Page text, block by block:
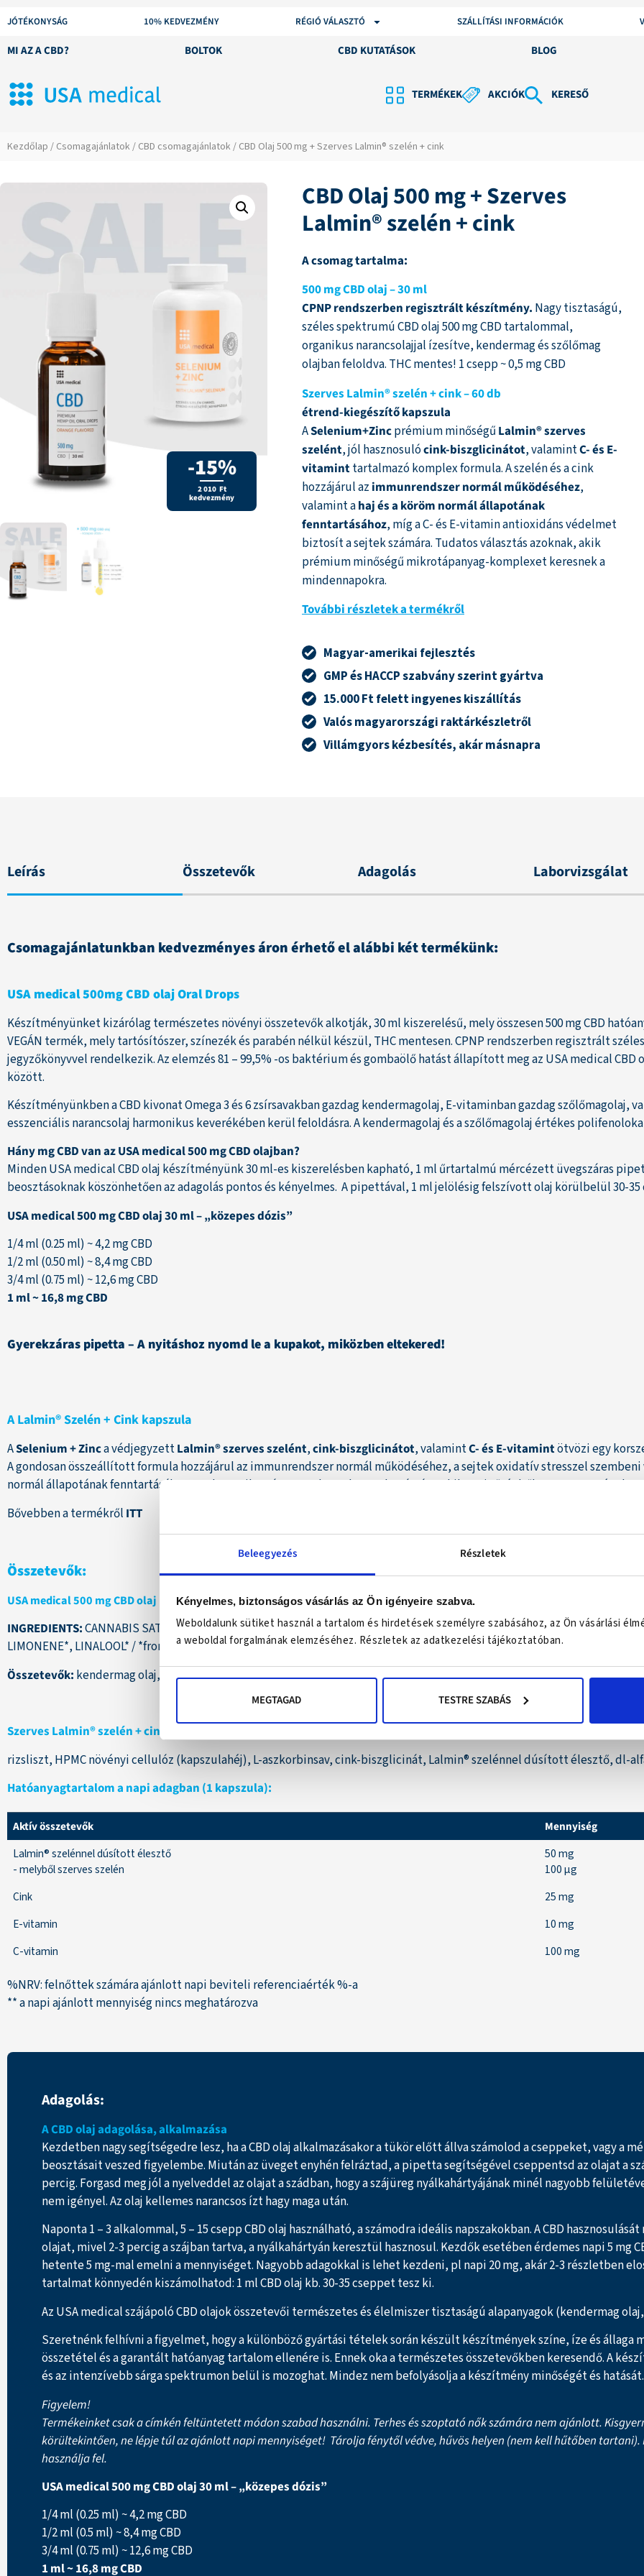
Beleegyezés Részletek
Kényelmes, biztonságos vásárlás az Ön igényeire szabva.
Weboldalunk sütiket használ a tartalom és hirdetések személyre szabásához, az Ön vásárlási
a weboldal forgalmának elemzéséhez. Részletek az adatkezelési tájékoztatóban.
MEGTAGAD TESTRE SZABÁS
JÓTÉKONYSÁG 10% KEDVEZMÉNY RÉGIÓ VÁLASZTÓ SZÁLLÍTÁSI INFORMÁCIÓK
MI AZ A CBD? BOLTOK CBD KUTATÁSOK BLOG
TERMÉKEK AKCIÓK KERESŐ
Kezdőlap / Csomagajánlatok/ CBD csomagajánlatok/ CBD Olaj 500 mg + Szerves Lalmin® szelén + cink
-15%
2 010 Ft
kedvezmény
CBD Olaj 500 mg + Szerves
Lalmin® szelén + cink
A csomag tartalma:
500 mg CBD olaj – 30 ml
CPNP rendszerben regisztrált készítmény. Nagy tisztaságú,
széles spektrumú CBD olaj 500 mg CBD tartalommal,
organikus narancsolajjal ízesítve, kendermag és szőlőmag
olajban feloldva. THC mentes! 1 csepp ~ 0,5 mg CBD
Szerves Lalmin® szelén + cink – 60 db
étrend-kiegészítő kapszula
ASelenium+Zincprémium minőségű Lalmin® szerves
szelént, jól hasznosulócink-biszglicinátot, valamintC- és E-
vitaminttartalmazó komplex formula. A szelén és a cink
hozzájárul az immunrendszer normál működéséhez,
valamint ahaj és a köröm normál állapotának
fenntartásához, míg a C- és E-vitamin antioxidáns védelmet
biztosít a sejtek számára. Tudatos választás azoknak, akik
prémium minőségű mikrotápanyag-komplexet keresnek a
mindennapokra.
További részletek a termékről
Magyar-amerikai fejlesztés
GMP és HACCP szabvány szerint gyártva
15.000 Ft felett ingyenes kiszállítás
Valós magyarországi raktárkészletről
Villámgyors kézbesítés, akár másnapra
Leírás Összetevők Adagolás Laborvizsgálat
Csomagajánlatunkban kedvezményes áron érhető el alábbi két termékünk:
USA medical 500mg CBD olaj Oral Drops
Készítményünket kizárólag természetes növényi összetevők alkotják, 30 ml kiszerelésű, mely összesen 500 mg CBD
VEGÁN termék, mely tartósítószer, színezék és parabén nélkül készül, THC mentesen. CPNP rendszerben regisztrált
jegyzőkönyvvel rendelkezik. Az elemzés 81 – 99,5% -os baktérium és gombaölő hatást állapított meg az USA medical
között.
Készítményünkben a CBD kivonat Omega 3 és 6 zsírsavakban gazdag kendermagolaj, E-vitaminban gazdag szőlőmagolaj,
esszenciális narancsolaj harmonikus keverékében kerül feloldásra. A kendermagolaj és a szőlőmagolaj értékes
Hány mg CBD van az USA medical 500 mg CBD olajban?
Minden USA medical CBD olaj készítményünk 30 ml-es kiszerelésben kapható, 1 ml űrtartalmú mércézett üvegszáras
beosztásoknak köszönhetően az adagolás pontos és kényelmes. A pipettával, 1 ml jelölésig felszívott olaj körülbelül 30-
USA medical 500 mg CBD olaj 30 ml – „közepes dózis”
1/4 ml (0.25 ml) ~ 4,2 mg CBD
1/2 ml (0.50 ml) ~ 8,4 mg CBD
3/4 ml (0.75 ml) ~ 12,6 mg CBD
1 ml ~ 16,8 mg CBD
Gyerekzáras pipetta – A nyitáshoz nyomd le a kupakot, miközben eltekered!
A Lalmin® Szelén + Cink kapszula
ASelenium + Zinca védjegyzettLalmin® szerves szelént,cink-biszglicinátot, valamintC- és E-vitamintötvözi egy
A gondosan összeállított formula hozzájárul az immunrendszer normál működéséhez, a sejtek oxidatív stresszel
normál állapotának fenntartásához. Modern mikrotápanyag-komplex azok számára, akik a minőségből nem szeretnének
Bővebben a termékről ITT
Összetevők:
USA medical 500 mg CBD olaj
INGREDIENTS:CANNABIS SATIVA (HEMP) SEED OIL, VITIS VINIFERA (GRAPE) SEED OIL, CITRUS SINENSIS PEEL (ORANGE)
LIMONENE*, LINALOOL* / *from natural organic essential oil
Összetevők: kendermag olaj, szőlőmag olaj, narancsolaj, cannabidiol (CBD), limonene* és linalool* / *természetes,
Szerves Lalmin® szelén + cink
rizsliszt, HPMC növényi cellulóz (kapszulahéj), L-aszkorbinsav, cink-biszglicinát, Lalmin® szelénnel dúsított élesztő, dl-
Hatóanyagtartalom a napi adagban (1 kapszula):
Aktív összetevők Mennyiség
Lalmin® szelénnel dúsított élesztő
- melyből szerves szelén
50 mg
100 µg
Cink
25 mg
E-vitamin
10 mg
C-vitamin
100 mg
%NRV: felnőttek számára ajánlott napi beviteli referenciaérték %-a
** a napi ajánlott mennyiség nincs meghatározva
Adagolás:
A CBD olaj adagolása, alkalmazása
Kezdetben nagy segítségedre lesz, ha a CBD olaj alkalmazásakor a tükör előtt állva számolod a cseppeket, vagy a
beosztásait veszed figyelembe. Miután az üveget enyhén felráztad, a pipetta segítségével cseppentsd az olajat a
percig. Forgasd meg jól a nyelveddel az olajat a szádban, hogy a szájüreg nyálkahártyájának minél nagyobb
nem igényel. Az olaj kellemes narancsos ízt hagy maga után.
Naponta 1 – 3 alkalommal, 5 – 15 csepp CBD olaj használható, a számodra ideális napszakokban. A CBD
olajat, mivel 2-3 percig a szájban tartva, a nyálkahártyán keresztül hasznosul. Kezdők esetében érdemes napi 5 mg
hetente 5 mg-mal emelni a mennyiséget. Nagyobb adagokkal is lehet kezdeni, pl napi 20 mg, akár 2-3 részletben
tartalmat könnyedén kiszámolhatod: 1 ml CBD olaj kb. 30-35 cseppet tesz ki.
Az USA medical szájápoló CBD olajok összetevői természetes és élelmiszer tisztaságú alapanyagok (kendermag olaj,
Szeretnénk felhívni a figyelmet, hogy a különböző gyártási tételek során készült készítmények színe, íze és
összetétel és a garantált hatóanyag tartalom ellenére is. Ennek oka a természetes összetevőkben keresendő. A
és az intenzívebb sárga spektrumon belül is mozoghat. Mindez nem befolyásolja a készítmény minőségét és hatását.
Figyelem!
Termékeinket csak a címkén feltüntetett módon szabad használni. Terhes és szoptató nők számára nem ajánlott.
körültekintően, ne lépje túl az ajánlott napi mennyiséget! Tárolja fénytől védve, hűvös helyen (nem kell hűtőben
használja fel.
USA medical 500 mg CBD olaj 30 ml – „közepes dózis”
1/4 ml (0.25 ml) ~ 4,2 mg CBD
1/2 ml (0.5 ml) ~ 8,4 mg CBD
3/4 ml (0.75 ml) ~ 12,6 mg CBD
1 ml ~ 16,8 mg CBD